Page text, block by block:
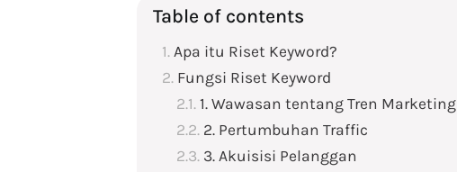
Table of contents
Apa itu Riset Keyword?
Fungsi Riset Keyword
1. Wawasan tentang Tren Marketing
2. Pertumbuhan Traffic
3. Akuisisi Pelanggan